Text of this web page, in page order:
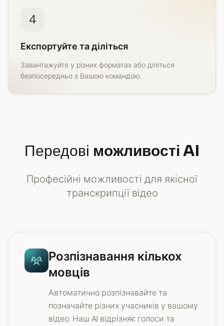
4
Експортуйте та діліться
Завантажуйте у різних форматах або діліться
безпосередньо з Вашою командою.
Передові можливості AI
Професійні можливості для якісної
транскрипції відео
Розпізнавання кількох
мовців
Автоматично розпізнавайте та
позначайте різних учасників у вашому
відео. Наш AI відрізняє голоси та